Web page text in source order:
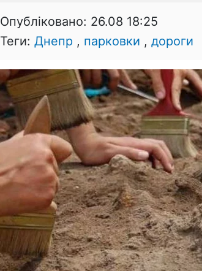
Опубліковано: 26.08 18:25
Теги: Днепр , парковки , дороги